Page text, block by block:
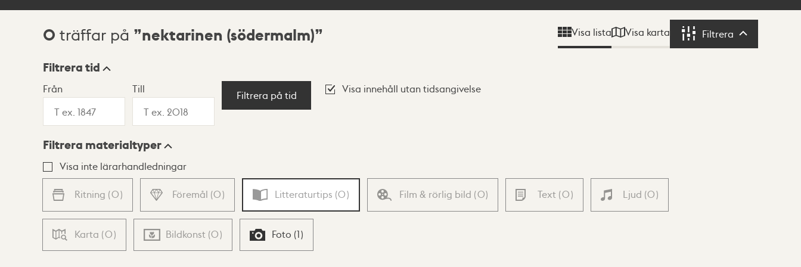
Sökresultat
0 träffar på nektarinen (södermalm) Visa lista Visa karta Filtrera Filtrera
Visningsläge
Lista Karta
Filtrera tid
Från Till
Filtrera på tid
Visa innehåll utan tidsangivelse
Filtrera materialtyper
Visa inte lärarhandledningar
Ritning (0) Föremål (0) Litteraturtips (0) Film & rörlig bild (0) Text (0) Ljud (0)
Karta (0) Bildkonst (0) Foto (1)